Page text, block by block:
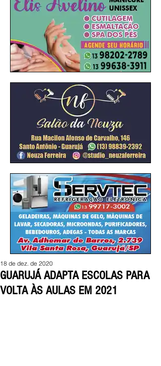
GUARUJÁ ADAPTA ESCOLAS PARA
VOLTA ÀS AULAS EM 2021
18 de dez. de 2020